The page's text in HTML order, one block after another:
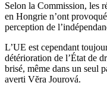
Selon la Commission, les
en Hongrie n’ont
perception de
L’UE est cependant
détérioration de l’État de
brisé, même dans un seul
averti Vĕra Jourová.